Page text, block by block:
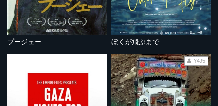
プージェー ぼくが飛ぶまで
¥495